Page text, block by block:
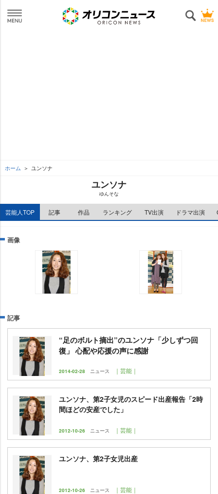
ホーム ユンソナ
ユンソナ
ゆんそな
芸能人TOP 記事 作品 ランキング TV出演 ドラマ出演
画像
記事
“足のボルト摘出”のユンソナ「少しずつ回
復」 心配や応援の声に感謝
2014-02-28 ニュース ｜芸能｜
ユンソナ、第2子女児のスピード出産報告「2時
間ほどの安産でした」
2012-10-26 ニュース ｜芸能｜
ユンソナ、第2子女児出産
2012-10-26 ニュース ｜芸能｜